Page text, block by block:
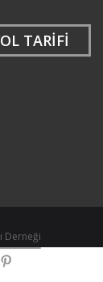
TARİFİ
Derneği